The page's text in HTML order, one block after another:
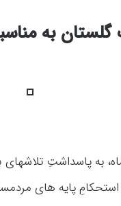
به
به پاسداشتِ
پایه های